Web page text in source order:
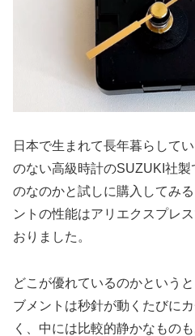
日本で生まれて長年暮らして
のない高級時計のSUZUKI社
のなのかと試しに購入してみ
ントの性能はアリエクスプレ
おりました。
どこが優れているのかという
ブメントは秒針が動くたびに
く、中には比較的静かなもの